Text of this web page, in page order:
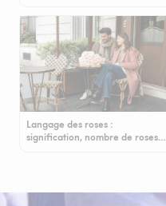
Langage des roses :
signification, nombre de roses…